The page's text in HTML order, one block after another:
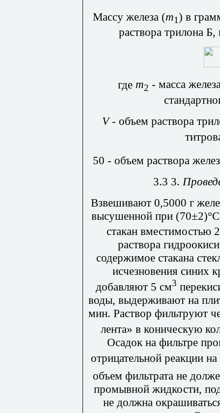
Массу железа (m1) в
раствора трилона
где m2 - масса
V - объем раствора
50 - объем раствора
3.3 3.
Взвешивают 0,5000 г
высушенной при (70±2)°
стакан вместимостью
раствора
содержимое стакана
исчезновения синих
добавляют 5 см3
воды, выдерживают на
мин. Раствор фильтруют
лента» в коническую
Осадок на фильтре
отрицательной реакции
объем фильтрата не
промывной жидкости,
не должна